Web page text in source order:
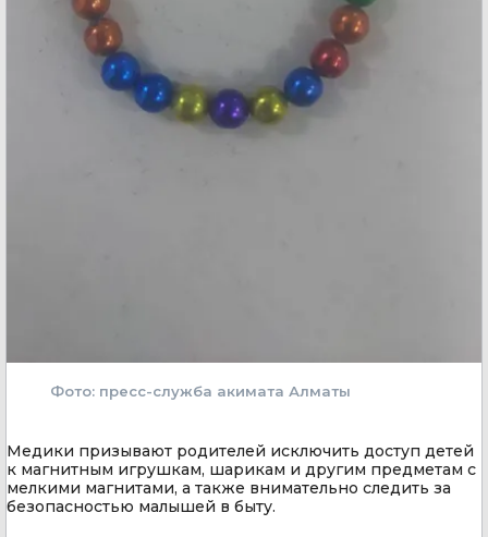
Фото: пресс-служба акимата Алматы
Медики призывают родителей исключить доступ детей
к магнитным игрушкам, шарикам и другим предметам с
мелкими магнитами, а также внимательно следить за
безопасностью малышей в быту.